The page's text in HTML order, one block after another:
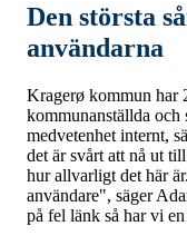
Den största
användarna
Kragerø kommun har
kommunanställda och
medvetenhet internt,
det är svårt att nå ut
hur allvarligt det här
användare", säger
på fel länk så har vi